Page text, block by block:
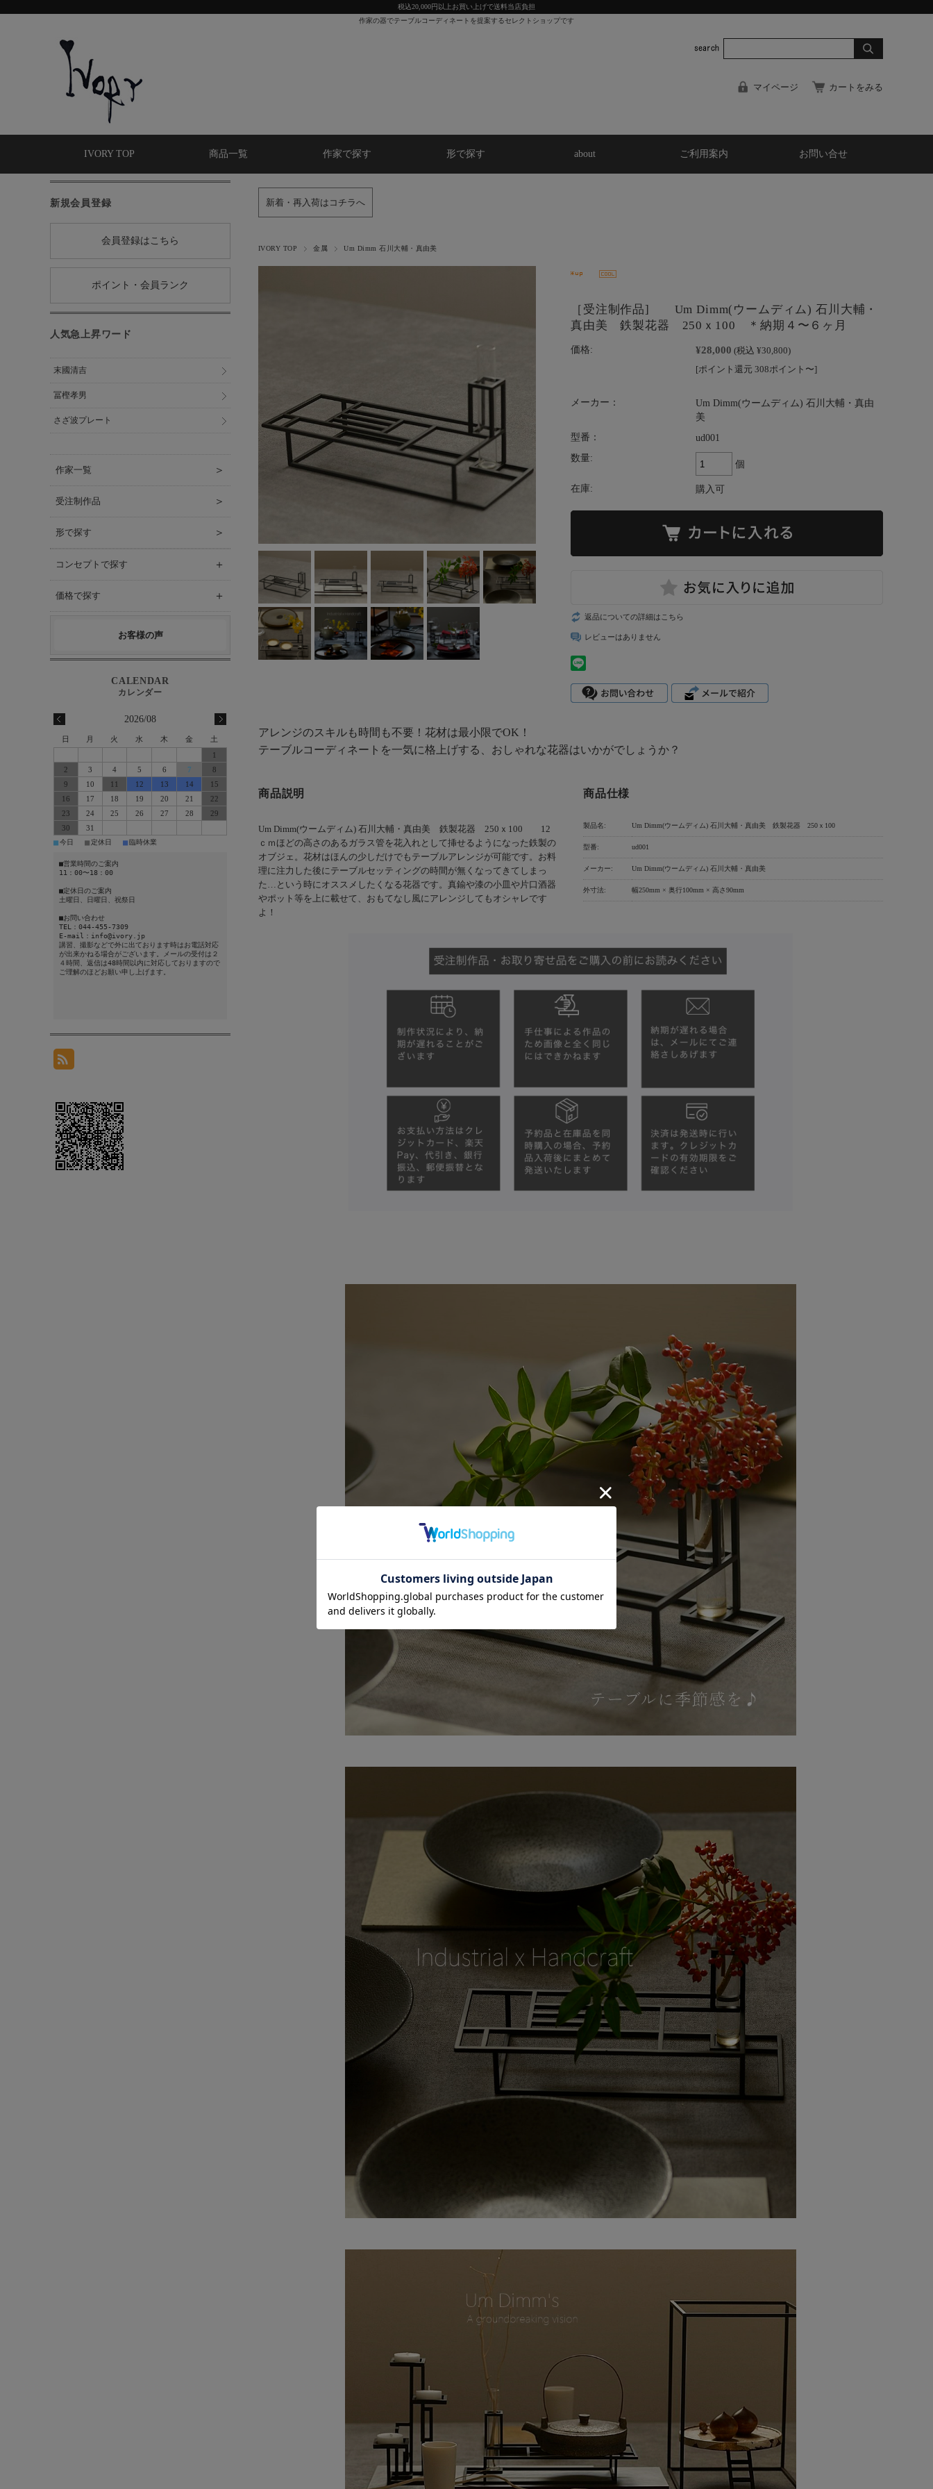
税込20,000円以上お買い上げで送料当店負担
作家の器でテーブルコーディネートを提案するセレクトショップです
マイページ カートをみる
IVORY TOP 商品一覧 作家で探す 形で探す about ご利用案内 お問い合せ
新着・再入荷はコチラへ
IVORY TOP 金属 Um Dimm 石川大輔・真由美
［受注制作品] Um Dimm(ウームディム) 石川大輔・
真由美 鉄製花器 250ｘ100 ＊納期４〜６ヶ月
価格: ¥28,000 (税込 ¥30,800)
[ポイント還元 308ポイント〜]
メーカー：
Um Dimm(ウームディム) 石川大輔・真由
美
型番：
ud001
数量:
個
在庫: 購入可
返品についての詳細はこちら
レビューはありません
アレンジのスキルも時間も不要！花材は最小限でOK！
テーブルコーディネートを一気に格上げする、おしゃれな花器はいかがでしょうか？
商品説明
Um Dimm(ウームディム) 石川大輔・真由美 鉄製花器 250ｘ100 12
ｃｍほどの高さのあるガラス管を花入れとして挿せるようになった鉄製の
オブジェ。花材はほんの少しだけでもテーブルアレンジが可能です。お料
理に注力した後にテーブルセッティングの時間が無くなってきてしまっ
た…という時にオススメしたくなる花器です。真鍮や漆の小皿や片口酒器
やポット等を上に載せて、おもてなし風にアレンジしてもオシャレです
よ！
商品仕様
製品名: Um Dimm(ウームディム) 石川大輔・真由美 鉄製花器 250ｘ100
型番: ud001
メーカー: Um Dimm(ウームディム) 石川大輔・真由美
外寸法: 幅250mm × 奥行100mm × 高さ90mm
新規会員登録
会員登録はこちら
ポイント・会員ランク
人気急上昇ワード
末國清吉
冨樫孝男
さざ波プレート
作家一覧 ＞
受注制作品 ＞
形で探す ＞
コンセプトで探す ＋
価格で探す ＋
お客様の声
2026/08
日 月 火 水 木 金
土
1
2
3 4 5 6 7
8
9
10 11 12 13 14
15
16
17 18 19 20 21
22
23
24 25 26 27 28
29
30
31
■今日 ■ 定休日 ■臨時休業
■営業時間のご案内
11：00〜18：00
■定休日のご案内
土曜日、日曜日、祝祭日
■お問い合わせ
TEL：044-455-7309
E-mail：info@ivory.jp
講習、撮影などで外に出ております時はお電話対応
が出来かねる場合がございます。メールの受付は２
４時間、返信は48時間以内に対応しておりますので
ご理解のほどお願い申し上げます。